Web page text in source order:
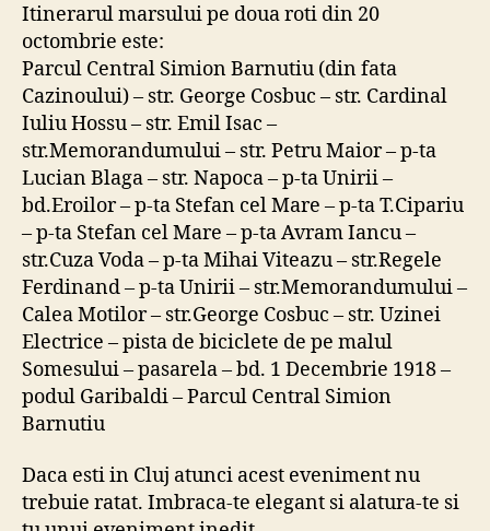
Itinerarul marsului pe doua roti din 20
octombrie este:
Parcul Central Simion Barnutiu (din fata
Cazinoului) – str. George Cosbuc – str. Cardinal
Iuliu Hossu – str. Emil Isac –
str.Memorandumului – str. Petru Maior – p-ta
Lucian Blaga – str. Napoca – p-ta Unirii –
bd.Eroilor – p-ta Stefan cel Mare – p-ta T.Cipariu
– p-ta Stefan cel Mare – p-ta Avram Iancu –
str.Cuza Voda – p-ta Mihai Viteazu – str.Regele
Ferdinand – p-ta Unirii – str.Memorandumului –
Calea Motilor – str.George Cosbuc – str. Uzinei
Electrice – pista de biciclete de pe malul
Somesului – pasarela – bd. 1 Decembrie 1918 –
podul Garibaldi – Parcul Central Simion
Barnutiu
Daca esti in Cluj atunci acest eveniment nu
trebuie ratat. Imbraca-te elegant si alatura-te si